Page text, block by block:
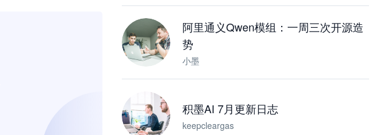
阿里通义Qwen模组：一周三次开源造
势
小墨
积墨AI 7月更新日志
keepcleargas